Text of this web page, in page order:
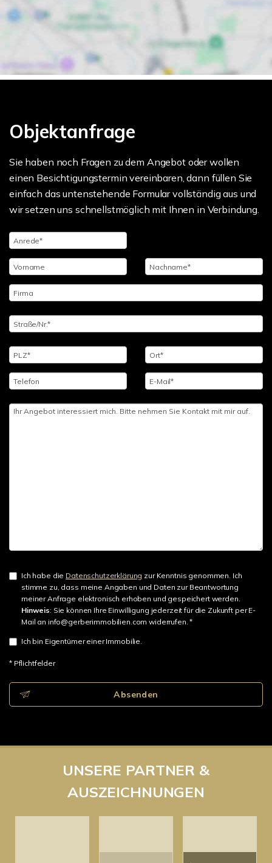
Objektanfrage
Sie haben noch Fragen zu dem Angebot oder wollen
einen Besichtigungstermin vereinbaren, dann füllen Sie
einfach das untenstehende Formular vollständig aus und
wir setzen uns schnellstmöglich mit Ihnen in Verbindung.
Ich habe die Datenschutzerklärung zur Kenntnis genommen. Ich
stimme zu, dass meine Angaben und Daten zur Beantwortung
meiner Anfrage elektronisch erhoben und gespeichert werden.
Hinweis: Sie können Ihre Einwilligung jederzeit für die Zukunft per E-
Mail an info@gerberimmobilien.com widerrufen. *
Ich bin Eigentümer einer Immobilie.
* Pflichtfelder
Absenden
UNSERE PARTNER &
AUSZEICHNUNGEN